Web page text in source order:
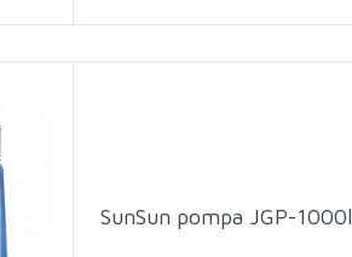
SunSun pompa JGP-1000l